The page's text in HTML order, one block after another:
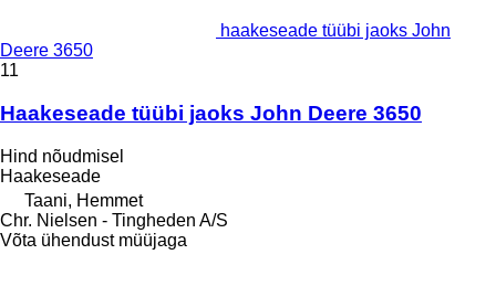
haakeseade tüübi jaoks John
Deere 3650
11
Haakeseade tüübi jaoks John Deere 3650
Hind nõudmisel
Haakeseade
Taani, Hemmet
Chr. Nielsen - Tingheden A/S
Võta ühendust müüjaga